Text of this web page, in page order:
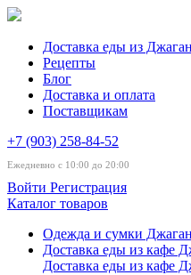
Доставка еды из
Рецепты
Блог
Доставка и оплата
Поставщикам
+7 (903) 258-84-52
Ежедневно с 10:00 до 20:00
Войти Регистрация
Каталог товаров
Одежда и сумки
Доставка еды из кафе
Доставка еды из кафе